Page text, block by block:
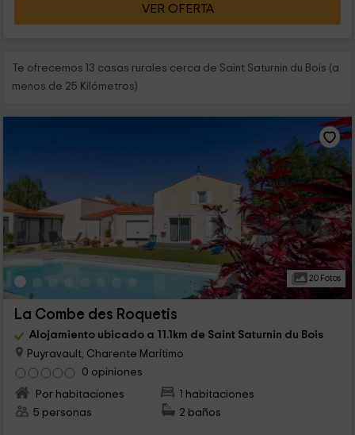
VER OFERTA
Te ofrecemos 13 casas rurales cerca de Saint Saturnin du Bois (a
menos de 25 Kilómetros)
20 Fotos
La Combe des Roquetis
Alojamiento ubicado a 11.1km de Saint Saturnin du Bois
Puyravault, Charente Marítimo
0 opiniones
Por habitaciones
1 habitaciones
5 personas
2 baños